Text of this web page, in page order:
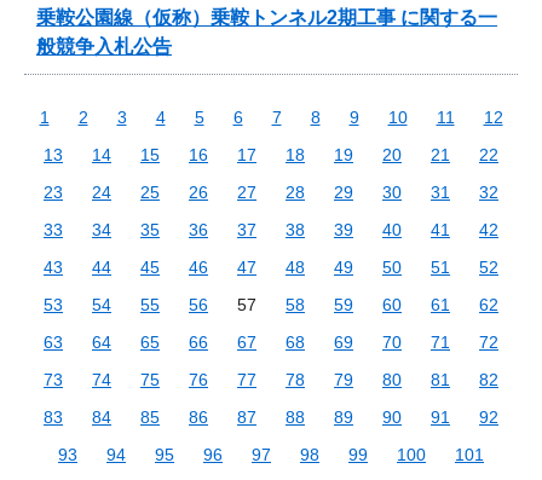
乗鞍公園線（仮称）乗鞍トンネル2期工事 に関する一
般競争入札公告
1 2 3 4 5 6 7 8 9 10 11
12
13
14 15 16 17 18 19 20 21
22
23
24 25 26 27 28 29 30 31
32
33
34 35 36 37 38 39 40 41
42
43
44 45 46 47 48 49 50 51
52
53
54 55 56 57 58 59 60 61
62
63
64 65 66 67 68 69 70 71
72
73
74 75 76 77 78 79 80 81
82
83
84 85 86 87 88 89 90 91
92
93
94 95 96 97 98 99 100
101